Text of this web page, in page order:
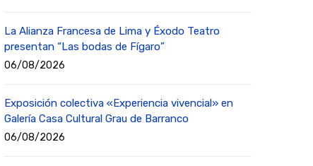
La Alianza Francesa de Lima y Éxodo Teatro
presentan “Las bodas de Fígaro”
06/08/2026
Exposición colectiva «Experiencia vivencial» en
Galería Casa Cultural Grau de Barranco
06/08/2026